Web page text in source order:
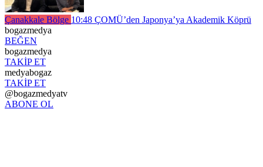
Çanakkale Bölge 10:48 ÇOMÜ’den Japonya’ya Akademik Köprü
bogazmedya
BEĞEN
bogazmedya
TAKİP ET
medyabogaz
TAKİP ET
@bogazmedyatv
ABONE OL